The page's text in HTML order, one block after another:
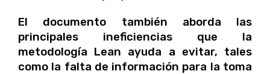
El documento también aborda las
principales ineficiencias que la
metodología Lean ayuda a evitar, tales
como la falta de información para la toma